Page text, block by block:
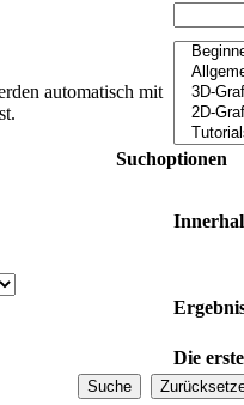
automatisch mit
Suchoptionen
Die